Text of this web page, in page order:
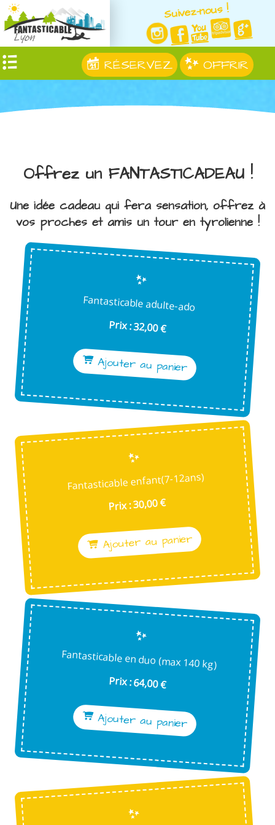
Suivez-nous !
RÉSERVEZ OFFRIR
Offrez un FANTASTICADEAU !
Une idée cadeau qui fera sensation, offrez à
vos proches et amis un tour en tyrolienne !
Fantasticable adulte-ado
Prix : 32,00 €
Ajouter au panier
Fantasticable enfant(7-12ans)
Prix : 30,00 €
Ajouter au panier
Fantasticable en duo (max 140 kg)
Prix : 64,00 €
Ajouter au panier